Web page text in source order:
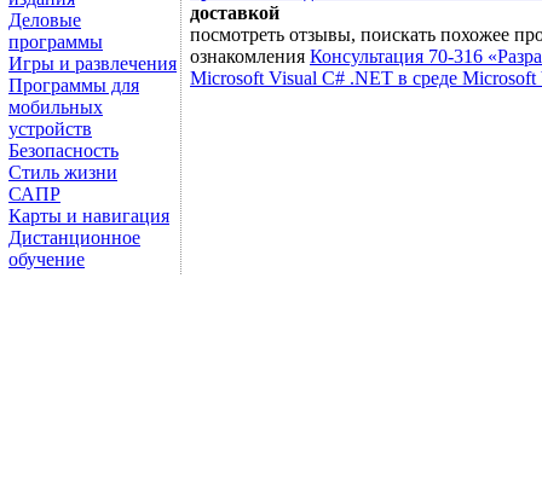
Деловые
программы
Игры и развлечения
Программы для
мобильных
устройств
Безопасность
Стиль жизни
САПР
Карты и навигация
Дистанционное
обучение
доставкой
посмотреть отзывы, поискать похожее
ознакомления Консультация 70-316
Microsoft Visual C# .NET в среде